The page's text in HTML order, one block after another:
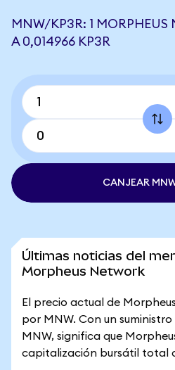
MNW/KP3R: 1 MORPHEUS
A 0,014966 KP3R
CANJEAR
Últimas noticias del
Morpheus Network
El precio actual de
por MNW. Con un
MNW, significa que
capitalización bursátil total